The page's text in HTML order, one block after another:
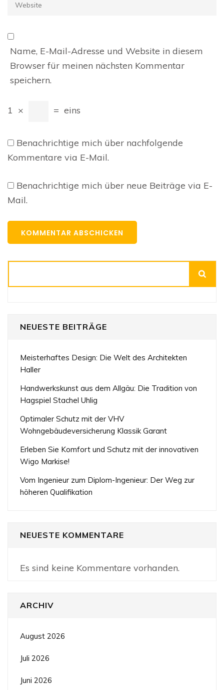
Name, E-Mail-Adresse und Website in diesem
Browser für meinen nächsten Kommentar
speichern.
1 × = eins
Benachrichtige mich über nachfolgende
Kommentare via E-Mail.
Benachrichtige mich über neue Beiträge via E-
Mail.
NEUESTE BEITRÄGE
Meisterhaftes Design: Die Welt des Architekten
Haller
Handwerkskunst aus dem Allgäu: Die Tradition von
Hagspiel Stachel Uhlig
Optimaler Schutz mit der VHV
Wohngebäudeversicherung Klassik Garant
Erleben Sie Komfort und Schutz mit der innovativen
Wigo Markise!
Vom Ingenieur zum Diplom-Ingenieur: Der Weg zur
höheren Qualifikation
NEUESTE KOMMENTARE
Es sind keine Kommentare vorhanden.
ARCHIV
August 2026
Juli 2026
Juni 2026